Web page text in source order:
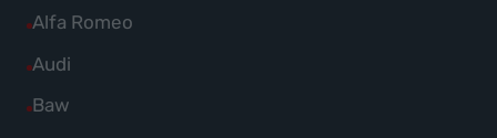
Fahrzeuge
Abarth
anzeigen
Alfa Romeo
Alle
Fahrzeuge
Alfa
Audi
Alle
Fahrzeuge
Baw
Alle